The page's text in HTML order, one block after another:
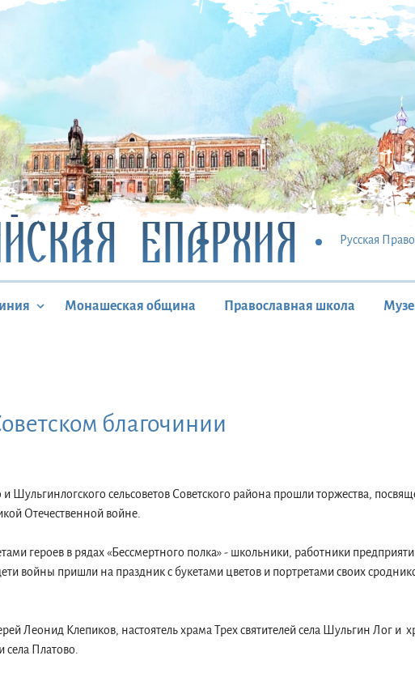
ЕПАРХИЯ Русская
Монашеская община Православная школа
благочинии
Шульгинлогского сельсоветов Советского района прошли торжества,
Отечественной войне.
героев в рядах «Бессмертного полка» - школьники, работники
войны пришли на праздник с букетами цветов и портретами своих
Леонид Клепиков, настоятель храма Трех святителей села Шульгин Лог и
села Платово.